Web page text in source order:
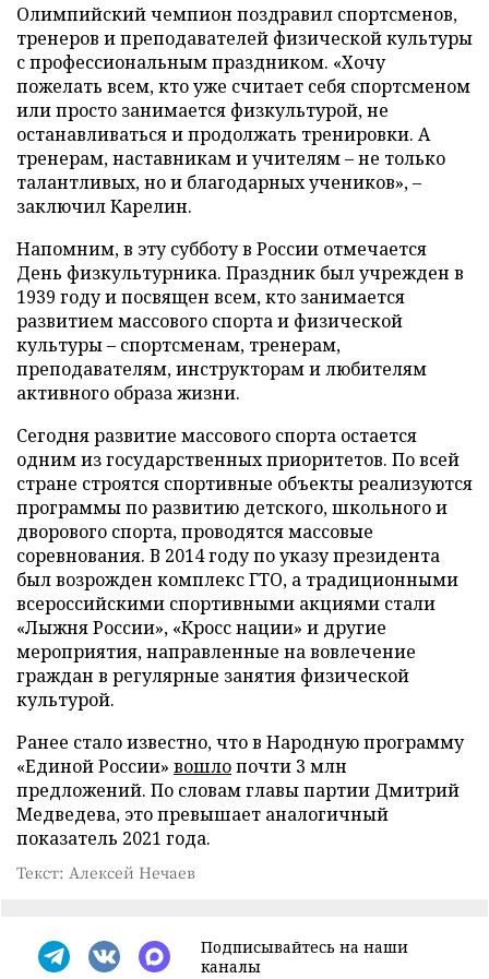
Олимпийский чемпион поздравил спортсменов,
тренеров и преподавателей физической культуры
с профессиональным праздником. «Хочу
пожелать всем, кто уже считает себя спортсменом
или просто занимается физкультурой, не
останавливаться и продолжать тренировки. А
тренерам, наставникам и учителям – не только
талантливых, но и благодарных учеников», –
заключил Карелин.
Напомним, в эту субботу в России отмечается
День физкультурника. Праздник был учрежден в
1939 году и посвящен всем, кто занимается
развитием массового спорта и физической
культуры – спортсменам, тренерам,
преподавателям, инструкторам и любителям
активного образа жизни.
Сегодня развитие массового спорта остается
одним из государственных приоритетов. По всей
стране строятся спортивные объекты реализуются
программы по развитию детского, школьного и
дворового спорта, проводятся массовые
соревнования. В 2014 году по указу президента
был возрожден комплекс ГТО, а традиционными
всероссийскими спортивными акциями стали
«Лыжня России», «Кросс нации» и другие
мероприятия, направленные на вовлечение
граждан в регулярные занятия физической
культурой.
Ранее стало известно, что в Народную программу
«Единой России» вошлопочти 3 млн
предложений. По словам главы партии Дмитрий
Медведева, это превышает аналогичный
показатель 2021 года.
Текст: Алексей Нечаев
Подписывайтесь на наши
каналы